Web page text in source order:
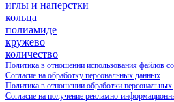
иглы и наперстки
кольца
полиамиде
кружево
количество
Политика в отношении использования файлов
Согласие на обработку персональных данных
Политика в отношении обработки
Согласие на получение рекламно-